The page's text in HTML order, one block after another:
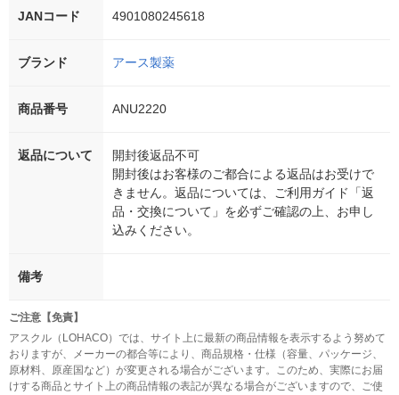
JANコード 4901080245618
ブランド アース製薬
商品番号 ANU2220
返品について
開封後返品不可
開封後はお客様のご都合による返品はお受けで
きません。返品については、ご利用ガイド「返
品・交換について」を必ずご確認の上、お申し
込みください。
備考
ご注意【免責】
アスクル（LOHACO）では、サイト上に最新の商品情報を表示するよう努めて
おりますが、メーカーの都合等により、商品規格・仕様（容量、パッケージ、
原材料、原産国など）が変更される場合がございます。このため、実際にお届
けする商品とサイト上の商品情報の表記が異なる場合がございますので、ご使